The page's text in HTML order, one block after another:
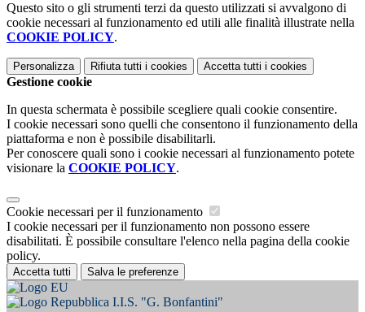
Questo sito o gli strumenti terzi da questo utilizzati si avvalgono di
cookie necessari al funzionamento ed utili alle finalità illustrate nella
COOKIE POLICY.
Personalizza Rifiuta tutti i cookies Accetta tutti i cookies
Gestione cookie
In questa schermata è possibile scegliere quali cookie consentire.
I cookie necessari sono quelli che consentono il funzionamento della
piattaforma e non è possibile disabilitarli.
Per conoscere quali sono i cookie necessari al funzionamento potete
visionare la COOKIE POLICY.
Cookie necessari per il funzionamento
I cookie necessari per il funzionamento non possono essere
disabilitati. È possibile consultare l'elenco nella pagina della cookie
policy.
Accetta tutti Salva le preferenze
I.I.S. "G. Bonfantini"